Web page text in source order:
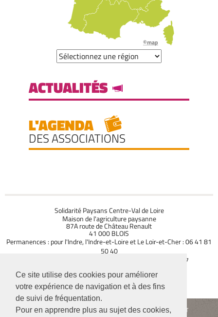
Ce site utilise des cookies pour améliorer
votre expérience de navigation et à des fins
de suivi de fréquentation.
Pour en apprendre plus au sujet des cookies,
©map
ACTUALITÉS
L'AGENDA
DES ASSOCIATIONS
Solidarité Paysans Centre-Val de Loire
Maison de l'agriculture paysanne
87A route de Château Renault
41 000 BLOIS
Permanences : pour l'Indre, l'Indre-et-Loire et Le Loir-et-Cher : 06 41 81
50 40
pour le Cher, le Loiret et l'Eure-et-Loire : 07 77 03 92 37
CONTACTEZ-NOUS
Siège de l'association : 104 rue Robespierre - 93 170 BAGNOLET